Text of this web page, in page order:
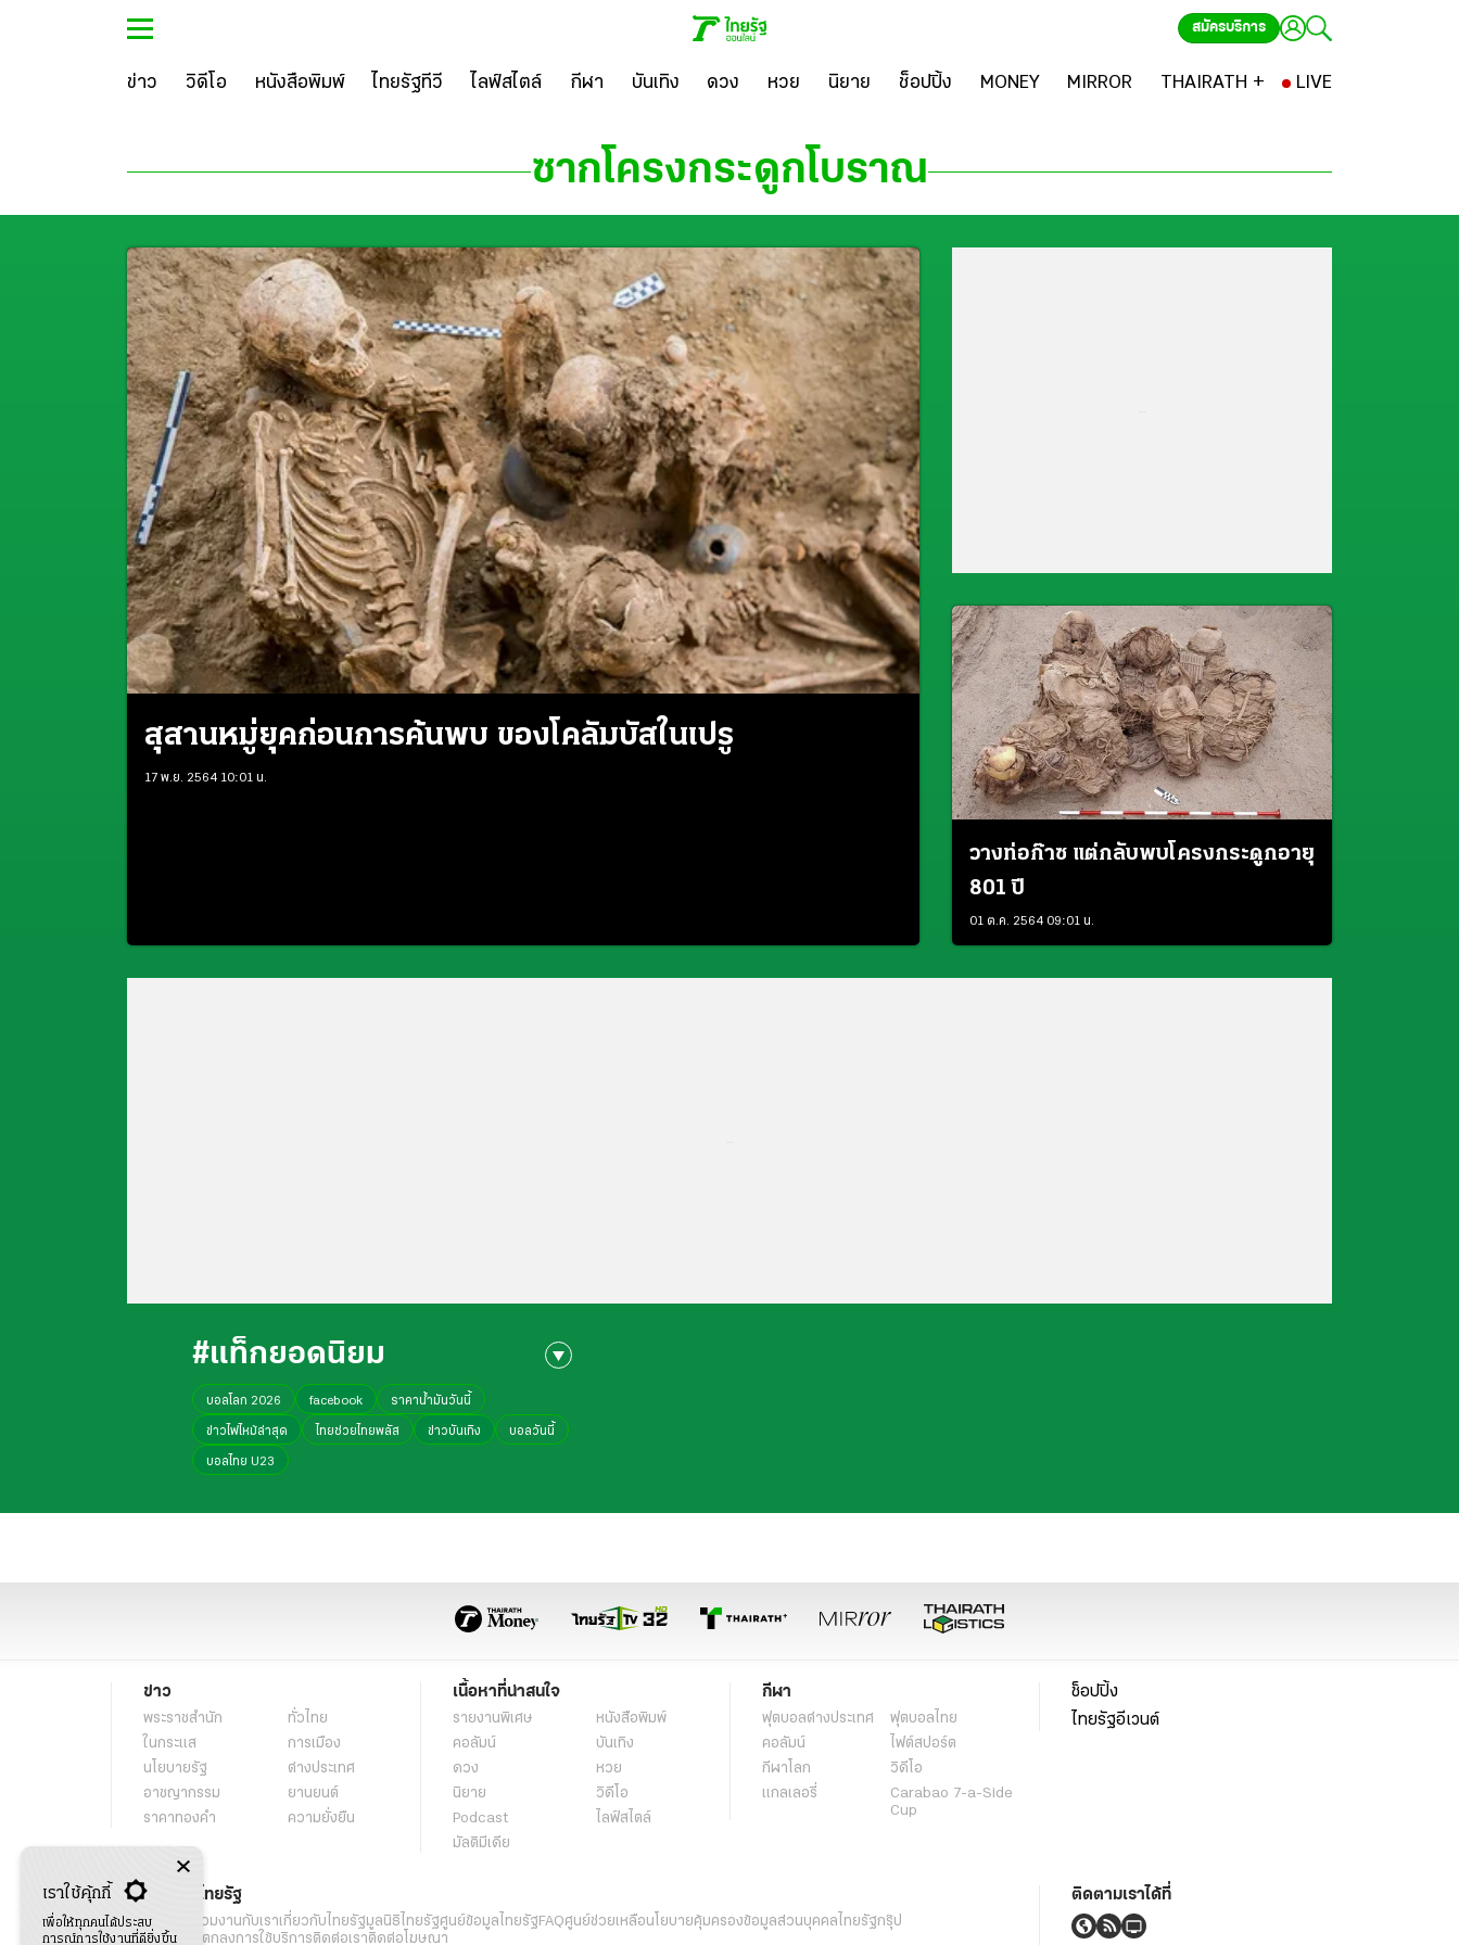
สมัครบริการ
ข่าว วิดีโอ หนังสือพิมพ์ ไทยรัฐทีวี ไลฟ์สไตล์ กีฬา บันเทิง ดวง หวย นิยาย ช็อปปิ้ง MONEY MIRROR THAIRATH + LIVE
ซากโครงกระดูกโบราณ
สุสานหมู่ยุคก่อนการค้นพบ ของโคลัมบัสในเปรู
17 พ.ย. 2564 10:01 น.
วางท่อก๊าซ แต่กลับพบโครงกระดูกอายุ
801 ปี
01 ต.ค. 2564 09:01 น.
#แท็กยอดนิยม
บอลโลก 2026 facebook ราคาน้ำมันวันนี้
ข่าวไฟไหม้ล่าสุด ไทยช่วยไทยพลัส ข่าวบันเทิง บอลวันนี้
บอลไทย U23
ข่าว
พระราชสำนัก
ทั่วไทย
ในกระแส
การเมือง
นโยบายรัฐ
ต่างประเทศ
อาชญากรรม
ยานยนต์
ราคาทองคำ
ความยั่งยืน
เนื้อหาที่น่าสนใจ
รายงานพิเศษ
หนังสือพิมพ์
คอลัมน์
บันเทิง
ดวง
หวย
นิยาย
วิดีโอ
Podcast
ไลฟ์สไตล์
มัลติมีเดีย
กีฬา
ฟุตบอลต่่างประเทศ
ฟุตบอลไทย
คอลัมน์
ไฟต์สปอร์ต
กีฬาโลก
วิดีโอ
แกลเลอรี่
Carabao 7-a-Side
Cup
ช็อปปิ้ง
ไทยรัฐอีเวนต์
เกี่ยวกับไทยรัฐ
กิจกรรม ร่วมงานกับเราเกี่ยวกับไทยรัฐมูลนิธิไทยรัฐศูนย์ข้อมูลไทยรัฐFAQศูนย์ช่วยเหลือนโยบายคุ้มครองข้อมูลส่วนบุคคลไทยรัฐกรุ๊ป
เงื่อนไขข้อตกลงการใช้บริการติดต่อเราติดต่อโฆษณา
ติดตามเราได้ที่
เราใช้คุ้กกี้
เพื่อให้ทุกคนได้ประสบ
การณ์การใช้งานที่ดียิ่งขึ้น